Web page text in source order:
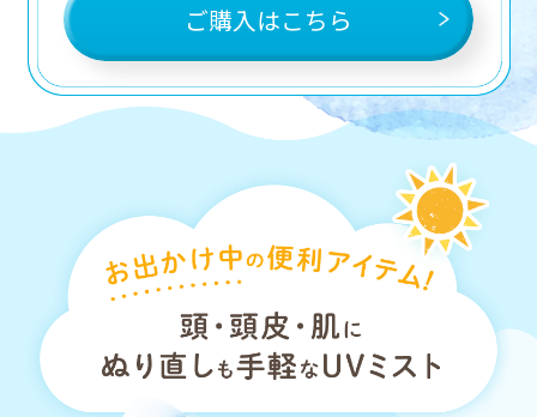
ご購入はこちら